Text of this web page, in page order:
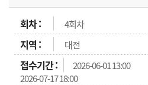
4회차
대전
2026-06-01 13:00
2026-07-17 18:00